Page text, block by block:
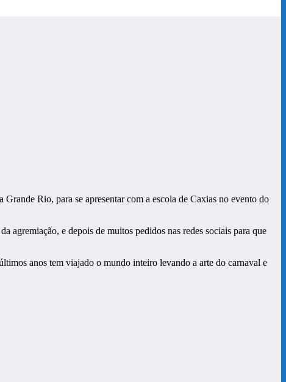
Rio, para se apresentar com a escola de Caxias no evento do
agremiação, e depois de muitos pedidos nas redes sociais para que
anos tem viajado o mundo inteiro levando a arte do carnaval e